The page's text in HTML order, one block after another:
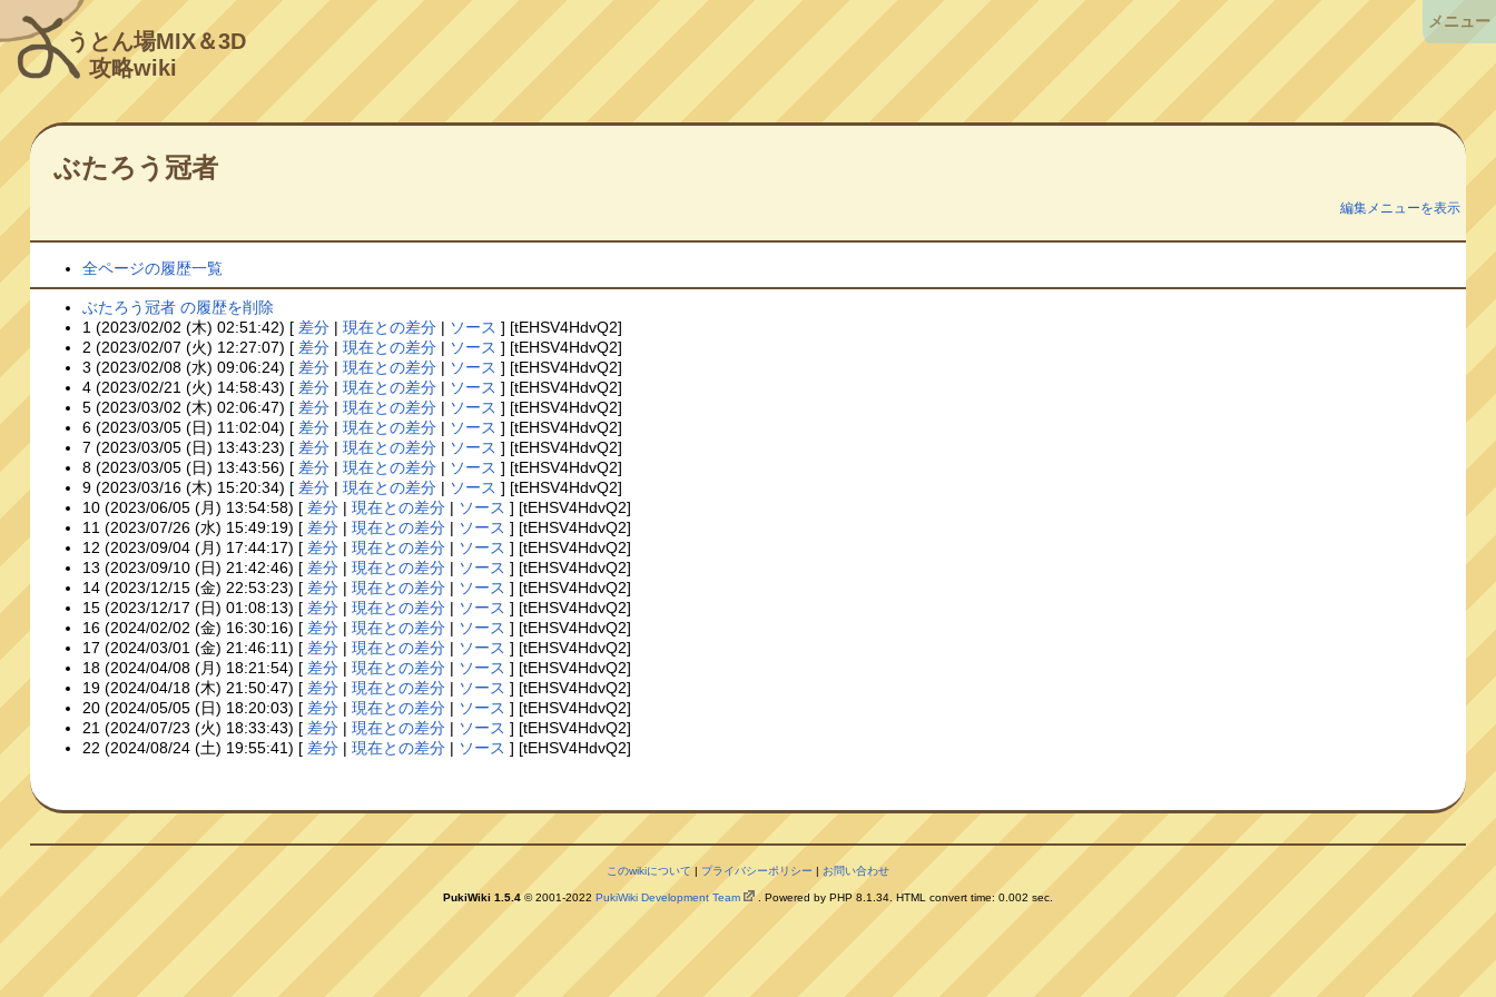
うとん場MIX＆3D
攻略wiki
ぶたろう冠者
編集メニューを表示
全ページの履歴一覧
ぶたろう冠者 の履歴を削除
1 (2023/02/02 (木) 02:51:42) [ 差分 |現在との差分 | ソース ] [tEHSV4HdvQ2]
2 (2023/02/07 (火) 12:27:07) [ 差分 |現在との差分 | ソース ] [tEHSV4HdvQ2]
3 (2023/02/08 (水) 09:06:24) [ 差分 |現在との差分 | ソース ] [tEHSV4HdvQ2]
4 (2023/02/21 (火) 14:58:43) [ 差分 |現在との差分 | ソース ] [tEHSV4HdvQ2]
5 (2023/03/02 (木) 02:06:47) [ 差分 |現在との差分 | ソース ] [tEHSV4HdvQ2]
6 (2023/03/05 (日) 11:02:04) [ 差分 |現在との差分 | ソース ] [tEHSV4HdvQ2]
7 (2023/03/05 (日) 13:43:23) [ 差分 |現在との差分 | ソース ] [tEHSV4HdvQ2]
8 (2023/03/05 (日) 13:43:56) [ 差分 |現在との差分 | ソース ] [tEHSV4HdvQ2]
9 (2023/03/16 (木) 15:20:34) [ 差分 |現在との差分 | ソース ] [tEHSV4HdvQ2]
10 (2023/06/05 (月) 13:54:58) [ 差分 |現在との差分 | ソース ] [tEHSV4HdvQ2]
11 (2023/07/26 (水) 15:49:19) [ 差分 |現在との差分 | ソース ] [tEHSV4HdvQ2]
12 (2023/09/04 (月) 17:44:17) [ 差分 |現在との差分 | ソース ] [tEHSV4HdvQ2]
13 (2023/09/10 (日) 21:42:46) [ 差分 |現在との差分 | ソース ] [tEHSV4HdvQ2]
14 (2023/12/15 (金) 22:53:23) [ 差分 |現在との差分 | ソース ] [tEHSV4HdvQ2]
15 (2023/12/17 (日) 01:08:13) [ 差分 |現在との差分 | ソース ] [tEHSV4HdvQ2]
16 (2024/02/02 (金) 16:30:16) [ 差分 |現在との差分 | ソース ] [tEHSV4HdvQ2]
17 (2024/03/01 (金) 21:46:11) [ 差分 |現在との差分 | ソース ] [tEHSV4HdvQ2]
18 (2024/04/08 (月) 18:21:54) [ 差分 |現在との差分 | ソース ] [tEHSV4HdvQ2]
19 (2024/04/18 (木) 21:50:47) [ 差分 |現在との差分 | ソース ] [tEHSV4HdvQ2]
20 (2024/05/05 (日) 18:20:03) [ 差分 |現在との差分 | ソース ] [tEHSV4HdvQ2]
21 (2024/07/23 (火) 18:33:43) [ 差分 |現在との差分 | ソース ] [tEHSV4HdvQ2]
22 (2024/08/24 (土) 19:55:41) [ 差分 |現在との差分 | ソース ] [tEHSV4HdvQ2]
このwikiについて| プライバシーポリシー | お問い合わせ
PukiWiki 1.5.4© 2001-2022 PukiWiki Development Team . Powered by PHP 8.1.34. HTML convert time: 0.002 sec.
メニュー